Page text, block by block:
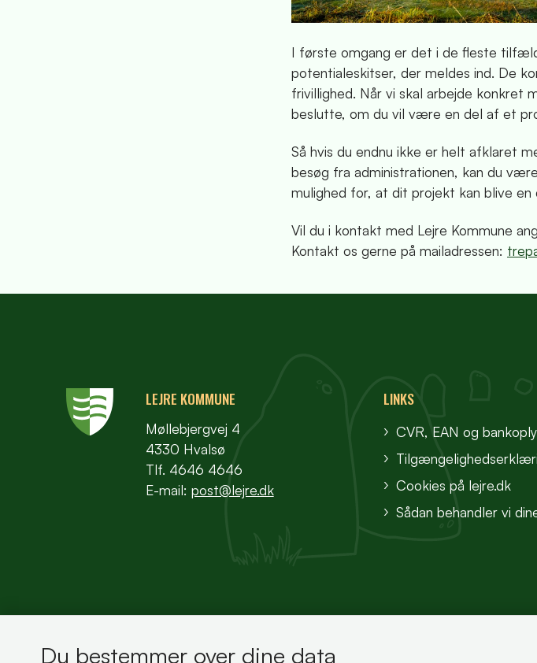
I første omgang er det i de fleste
potentialeskitser, der meldes ind. De
frivillighed. Når vi skal arbejde konkret
beslutte, om du vil være en del af et
Så hvis du endnu ikke er helt afklaret
besøg fra administrationen, kan du
mulighed for, at dit projekt kan blive en
Vil du i kontakt med Lejre Kommune
Kontakt os gerne på mailadressen:
LEJRE KOMMUNE
Møllebjergvej 4
4330 Hvalsø
Tlf. 4646 4646
E-mail: post@lejre.dk
LINKS
CVR, EAN og
Cookies på lejre.dk
Sådan behandler vi
Du bestemmer over dine data